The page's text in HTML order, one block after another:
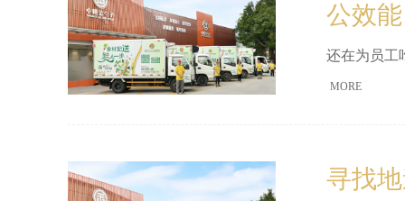
公效能
还在为员工
MORE
寻找